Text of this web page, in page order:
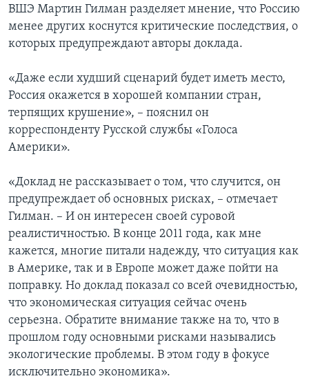
ВШЭ Мартин Гилман разделяет мнение, что Россию
менее других коснутся критические последствия, о
которых предупреждают авторы доклада.
«Даже если худший сценарий будет иметь место,
Россия окажется в хорошей компании стран,
терпящих крушение», – пояснил он
корреспонденту Русской службы «Голоса
Америки».
«Доклад не рассказывает о том, что случится, он
предупреждает об основных рисках, – отмечает
Гилман. – И он интересен своей суровой
реалистичностью. В конце 2011 года, как мне
кажется, многие питали надежду, что ситуация как
в Америке, так и в Европе может даже пойти на
поправку. Но доклад показал со всей очевидностью,
что экономическая ситуация сейчас очень
серьезна. Обратите внимание также на то, что в
прошлом году основными рисками назывались
экологические проблемы. В этом году в фокусе
исключительно экономика».